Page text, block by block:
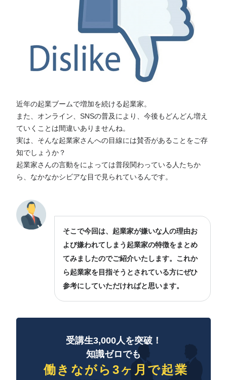
近年の起業ブームで増加を続ける起業家。
また、オンライン、SNSの普及により、今後もどんどん増え
ていくことは間違いありませんね。
実は、そんな起業家さんへの目線には賛否があることをご存
知でしょうか？
起業家さんの言動をによっては普段関わっている人たちか
ら、なかなかシビアな目で見られているんです。
そこで今回は、起業家が嫌いな人の理由お
よび嫌われてしまう起業家の特徴をまとめ
てみましたのでご紹介いたします。これか
ら起業家を目指そうとされている方にぜひ
参考にしていただければと思います。
受講生3,000人を突破！
知識ゼロでも
働きながら3ヶ月で起業